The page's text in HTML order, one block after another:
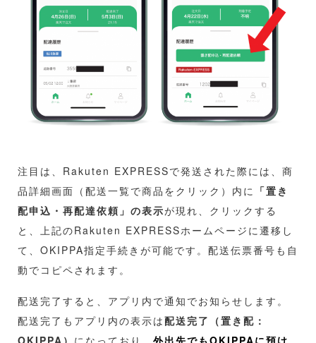
注目は、Rakuten EXPRESSで発送された際には、商
品詳細画面（配送一覧で商品をクリック）内に 「置き
配申込・再配達依頼」の表示が現れ、クリックする
と、上記のRakuten EXPRESSホームページに遷移し
て、OKIPPA指定手続きが可能です。配送伝票番号も自
動でコピペされます。
配送完了すると、アプリ内で通知でお知らせします。
配送完了もアプリ内の表示は配送完了（置き配：
OKIPPA） になっており、 外出先でもOKIPPAに預け